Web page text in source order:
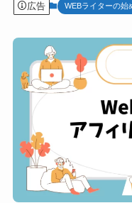
広告 WEBライターの始